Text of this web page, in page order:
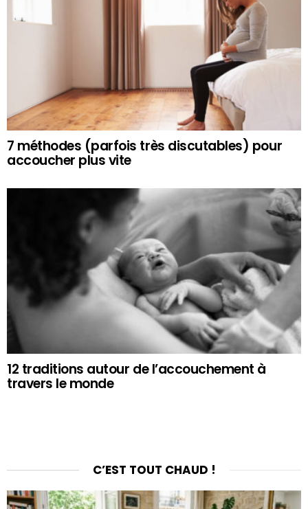
7 méthodes (parfois très discutables) pour
accoucher plus vite
12 traditions autour de l’accouchement à
travers le monde
C’EST TOUT CHAUD !